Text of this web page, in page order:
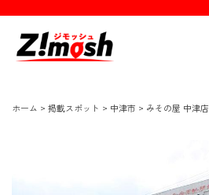
ホーム > 掲載スポット > 中津市 > みその屋 中津店